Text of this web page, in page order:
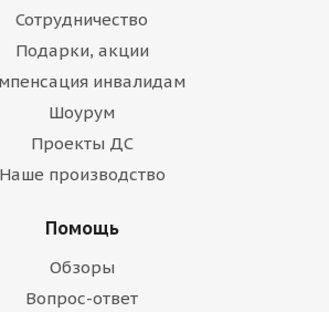
Сотрудничество
Подарки, акции
инвалидам
Шоурум
Проекты ДС
Наше производство
Помощь
Обзоры
Вопрос-ответ